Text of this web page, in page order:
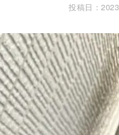
投稿日：